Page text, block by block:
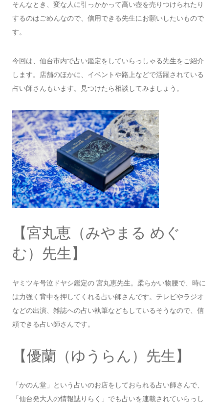
そんなとき、変な人に引っかかって高い壺を売りつけられたり
するのはごめんなので、信用できる先生にお願いしたいもので
す。
今回は、仙台市内で占い鑑定をしていらっしゃる先生をご紹介
します。店舗のほかに、イベントや路上などで活躍されている
占い師さんもいます。見つけたら相談してみましょう。
【宮丸恵（みやまる めぐ
む）先生】
ヤミツキ号泣ドヤシ鑑定の 宮丸恵先生。柔らかい物腰で、時に
は力強く背中を押してくれる占い師さんです。テレビやラジオ
などの出演、雑誌への占い執筆などもしているそうなので、信
頼できる占い師さんです。
【優蘭（ゆうらん）先生】
「かのん堂」という占いのお店をしておられる占い師さんで、
「仙台発大人の情報誌りらく」でも占いを連載されていらっし